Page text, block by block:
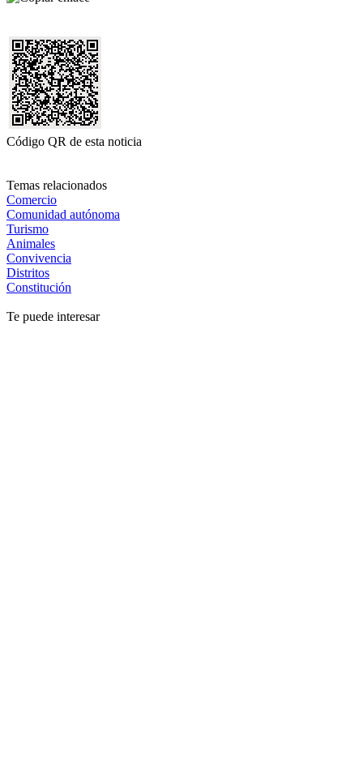
Código QR de esta noticia
Temas relacionados
Comercio
Comunidad autónoma
Turismo
Animales
Convivencia
Distritos
Constitución
Te puede interesar